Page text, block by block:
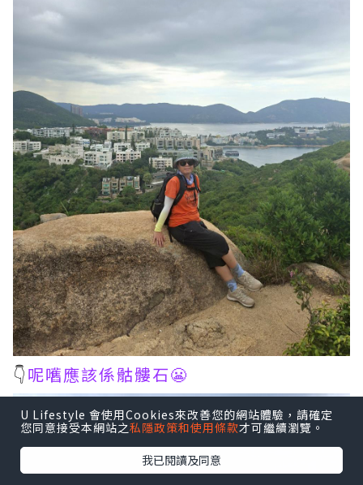
👇呢嚿應該係骷髏石😬
U Lifestyle 會使用Cookies來改善您的網站體驗，請確定
您同意接受本網站之私隱政策和使用條款才可繼續瀏覽。
我已閱讀及同意